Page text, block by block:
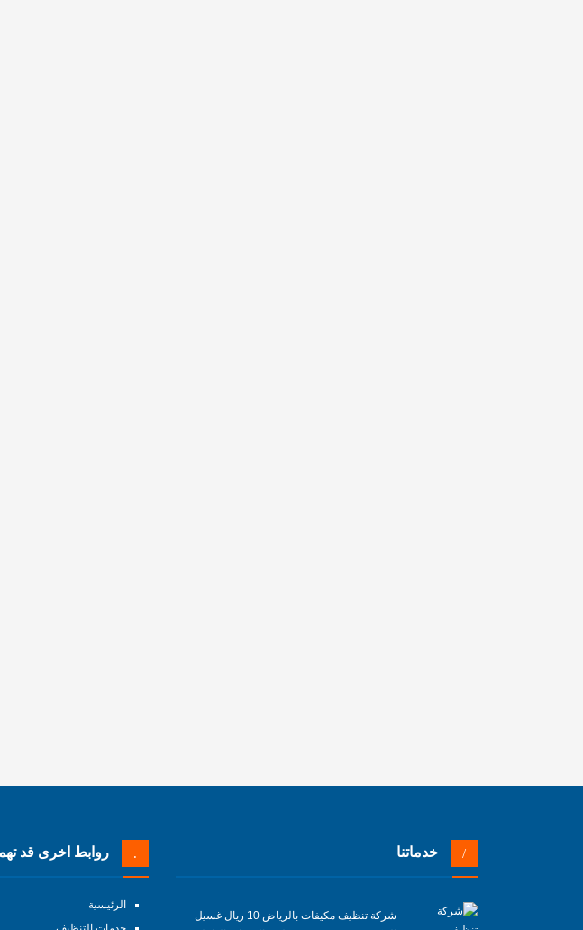
خدماتنا
شركة تنظيف مكيفات بالرياض 10 ريال غسيل
روابط اخرى قد
الرئيسية